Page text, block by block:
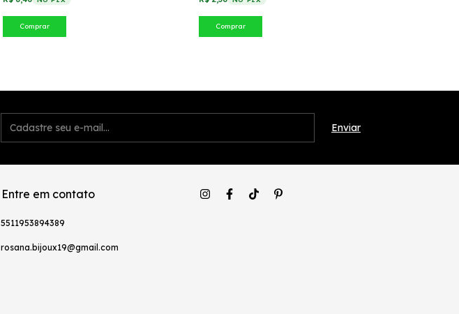
Comprar Comprar
Entre em contato
5511953894389
rosana.bijoux19@gmail.com